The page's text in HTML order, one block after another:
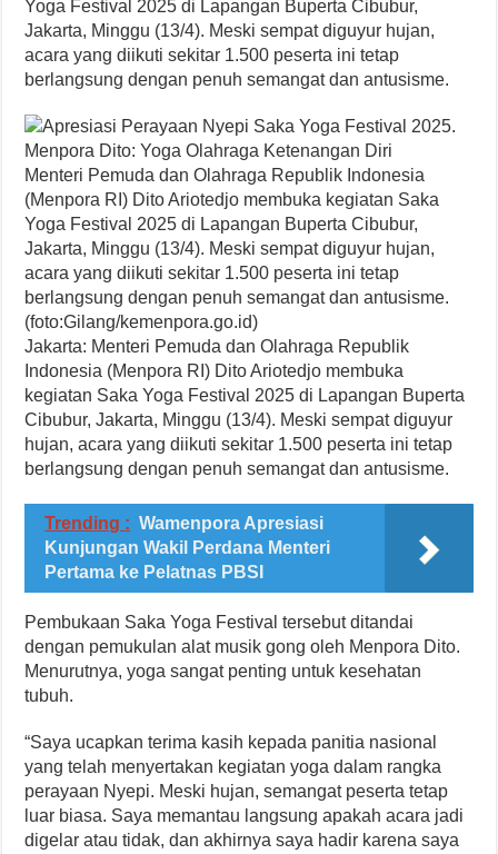
Yoga Festival 2025 di Lapangan Buperta Cibubur,
Jakarta, Minggu (13/4). Meski sempat diguyur hujan,
acara yang diikuti sekitar 1.500 peserta ini tetap
berlangsung dengan penuh semangat dan antusisme.
Menteri Pemuda dan Olahraga Republik Indonesia
(Menpora RI) Dito Ariotedjo membuka kegiatan Saka
Yoga Festival 2025 di Lapangan Buperta Cibubur,
Jakarta, Minggu (13/4). Meski sempat diguyur hujan,
acara yang diikuti sekitar 1.500 peserta ini tetap
berlangsung dengan penuh semangat dan antusisme.
(foto:Gilang/kemenpora.go.id)
Jakarta: Menteri Pemuda dan Olahraga Republik
Indonesia (Menpora RI) Dito Ariotedjo membuka
kegiatan Saka Yoga Festival 2025 di Lapangan Buperta
Cibubur, Jakarta, Minggu (13/4). Meski sempat diguyur
hujan, acara yang diikuti sekitar 1.500 peserta ini tetap
berlangsung dengan penuh semangat dan antusisme.
Trending : Wamenpora Apresiasi
Kunjungan Wakil Perdana Menteri
Pertama ke Pelatnas PBSI
Pembukaan Saka Yoga Festival tersebut ditandai
dengan pemukulan alat musik gong oleh Menpora Dito.
Menurutnya, yoga sangat penting untuk kesehatan
tubuh.
“Saya ucapkan terima kasih kepada panitia nasional
yang telah menyertakan kegiatan yoga dalam rangka
perayaan Nyepi. Meski hujan, semangat peserta tetap
luar biasa. Saya memantau langsung apakah acara jadi
digelar atau tidak, dan akhirnya saya hadir karena saya